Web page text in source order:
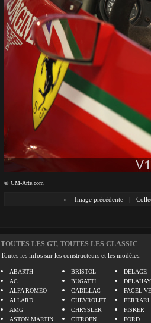
© CM-Arte.com
« Image précédente |
TOUTES LES GT, TOUTES LES CLASSIC
Toutes les infos sur les constructeurs et les modèles.
ABARTH
AC
ALFA ROMEO
ALLARD
AMG
ASTON MARTIN
BRISTOL
BUGATTI
CADILLAC
CHEVROLET
CHRYSLER
CITROEN
DELAGE
FACEL
FERRARI
FISKER
FORD